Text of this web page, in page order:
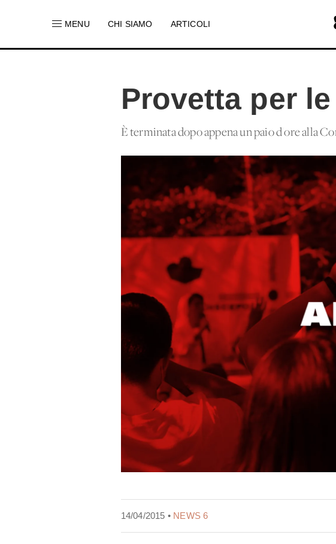
MENU CHI SIAMO ARTICOLI
Provetta per
È terminata dopo appena un paio d'ore alla
14/04/2015 • NEWS 6